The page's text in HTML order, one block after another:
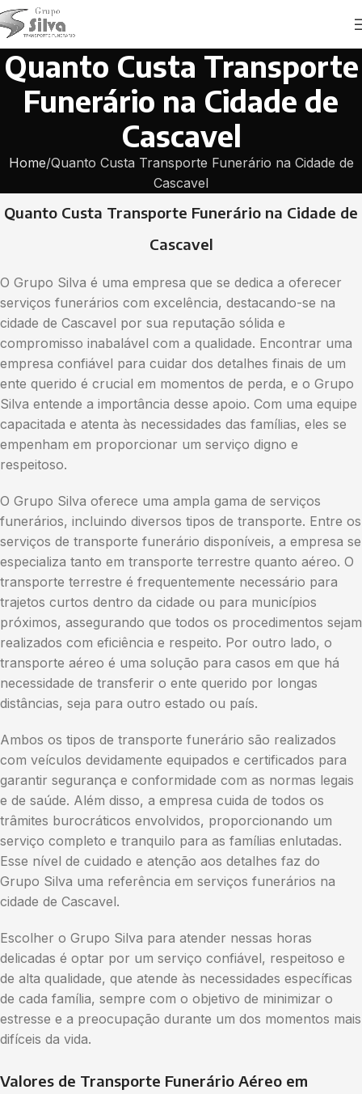
Quanto Custa Transporte
Funerário na Cidade de
Cascavel
Home Quanto Custa Transporte Funerário na Cidade de
Cascavel
Quanto Custa Transporte Funerário na Cidade de
Cascavel
O Grupo Silva é uma empresa que se dedica a oferecer
serviços funerários com excelência, destacando-se na
cidade de Cascavel por sua reputação sólida e
compromisso inabalável com a qualidade. Encontrar uma
empresa confiável para cuidar dos detalhes finais de um
ente querido é crucial em momentos de perda, e o Grupo
Silva entende a importância desse apoio. Com uma equipe
capacitada e atenta às necessidades das famílias, eles se
empenham em proporcionar um serviço digno e
respeitoso.
O Grupo Silva oferece uma ampla gama de serviços
funerários, incluindo diversos tipos de transporte. Entre os
serviços de transporte funerário disponíveis, a empresa se
especializa tanto em transporte terrestre quanto aéreo. O
transporte terrestre é frequentemente necessário para
trajetos curtos dentro da cidade ou para municípios
próximos, assegurando que todos os procedimentos sejam
realizados com eficiência e respeito. Por outro lado, o
transporte aéreo é uma solução para casos em que há
necessidade de transferir o ente querido por longas
distâncias, seja para outro estado ou país.
Ambos os tipos de transporte funerário são realizados
com veículos devidamente equipados e certificados para
garantir segurança e conformidade com as normas legais
e de saúde. Além disso, a empresa cuida de todos os
trâmites burocráticos envolvidos, proporcionando um
serviço completo e tranquilo para as famílias enlutadas.
Esse nível de cuidado e atenção aos detalhes faz do
Grupo Silva uma referência em serviços funerários na
cidade de Cascavel.
Escolher o Grupo Silva para atender nessas horas
delicadas é optar por um serviço confiável, respeitoso e
de alta qualidade, que atende às necessidades específicas
de cada família, sempre com o objetivo de minimizar o
estresse e a preocupação durante um dos momentos mais
difíceis da vida.
Valores de Transporte Funerário Aéreo em